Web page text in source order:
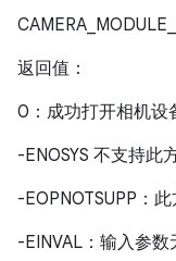
返回值：
0：成功打开相机设
-ENOSYS 不支持此
-EOPNOTSUPP：
-EINVAL：输入参数